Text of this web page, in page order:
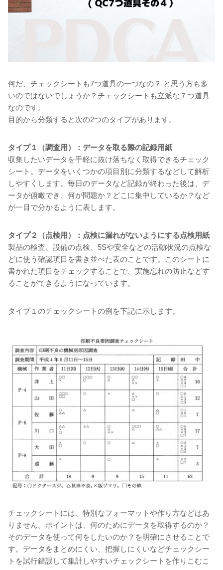
何だ、チェックシートも7つ道具の一つなの？ と思う方も多
いのではないでしょうか？チェックシートも立派な７つ道具
なのです。
目的から分類すると次の2つのタイプがあります。
タイプ１（調査用）：データを取る際の記録用紙
収集したいデータを手軽に抜け落ちなく取得できるチェック
シート。データをいくつかの項目別に分類するなどして解析
しやすくします。毎日のデータなど記録が終わった後は、デ
ータが俯瞰でき、何が問題か？どこに集中しているか？など
が一目で分かるように表します。
タイプ２（点検用）：点検に漏れがないようにする点検用紙
製品の検査、設備の点検、5Sや安全などの活動状況の点検な
どに使う確認項目を書き並べた表のことです。このシートに
書かれた項目をチェックすることで、実施忘れの防止などす
ることができるようになっています。
タイプ１のチェックシートの例を下記に示します。
チェックシートには、特別なフォーマットや作り方などはあ
りません。ポイントは、何のためにデータを取得するのか？
そのデータを使って何をしたいのか？を明確にさせることで
す。データをまとめにくい、把握しにくいなどチェックシー
トを試行錯誤して集計しやすいチェックシートを作りこむこ